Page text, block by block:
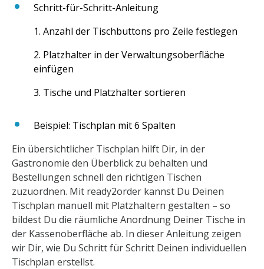
Schritt-für-Schritt-Anleitung
1. Anzahl der Tischbuttons pro Zeile festlegen
2. Platzhalter in der Verwaltungsoberfläche
einfügen
3. Tische und Platzhalter sortieren
Beispiel: Tischplan mit 6 Spalten
Ein übersichtlicher Tischplan hilft Dir, in der
Gastronomie den Überblick zu behalten und
Bestellungen schnell den richtigen Tischen
zuzuordnen. Mit ready2order kannst Du Deinen
Tischplan manuell mit Platzhaltern gestalten – so
bildest Du die räumliche Anordnung Deiner Tische in
der Kassenoberfläche ab. In dieser Anleitung zeigen
wir Dir, wie Du Schritt für Schritt Deinen individuellen
Tischplan erstellst.